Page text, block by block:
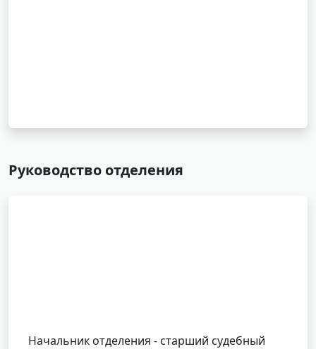
Руководство отделения
Начальник отделения - старший судебный